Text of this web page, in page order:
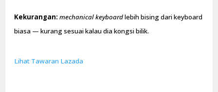
Kekurangan: mechanical keyboardlebih bising dari keyboard
biasa — kurang sesuai kalau dia kongsi bilik.
Lihat Tawaran Lazada